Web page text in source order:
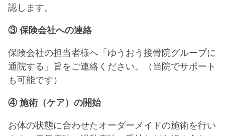
認します。
③ 保険会社への連絡
保険会社の担当者様へ「ゆうおう接骨院グループに
通院する」旨をご連絡ください。（当院でサポート
も可能です）
④ 施術（ケア）の開始
お体の状態に合わせたオーダーメイドの施術を行い